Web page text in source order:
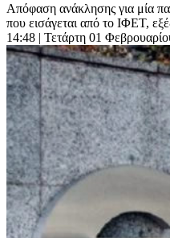
Απόφαση ανάκλησης για μία
που εισάγεται από το ΙΦΕΤ,
14:48 | Τετάρτη 01